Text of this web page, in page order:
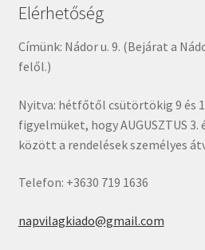
Elérhetőség
Címünk: Nádor u. 9. (Bejárat a
felől.)
Nyitva: hétfőtől csütörtökig 9 és
figyelmüket, hogy AUGUSZTUS 3.
között a rendelések személyes
Telefon: +3630 719 1636
napvilagkiado@gmail.com